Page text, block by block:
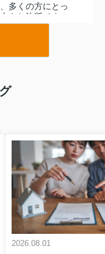
多くの方にとっ
きな決断です。
ンの審査や契約
多く、不安を感
はないでしょう
約と深く関...
たい。そう考え
が、マイホーム
仕組みです。自
を確保しつつ、
続けるこの...
購入は大丈夫？
を防ぐ...
2026.08.01